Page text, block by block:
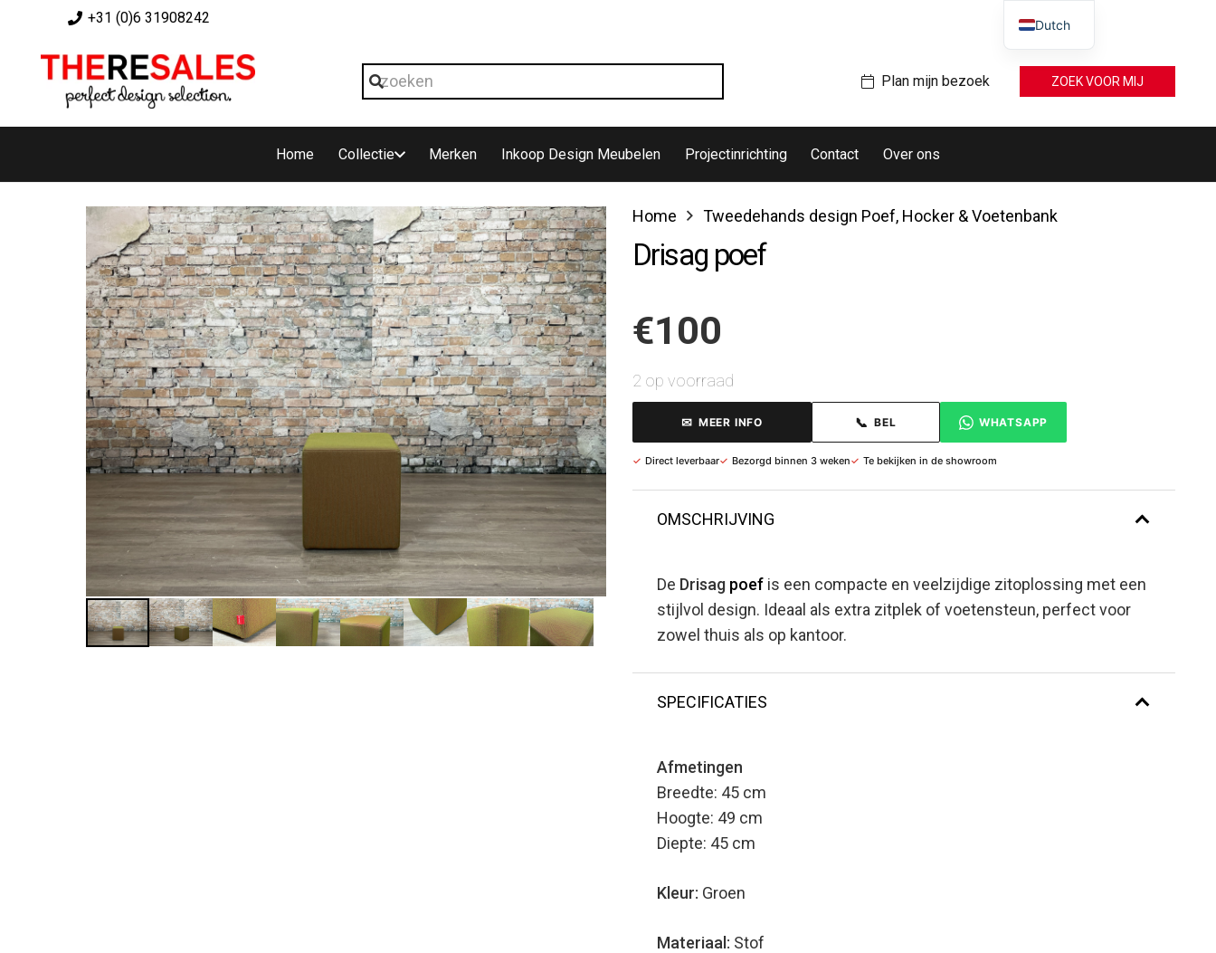
+31 (0)6 31908242
Plan mijn bezoek ZOEK VOOR MIJ
Home Collectie Merken Inkoop Design Meubelen Projectinrichting Contact Over ons
Home Tweedehands design Poef, Hocker & Voetenbank
Drisag poef
€100
2 op voorraad
✉ MEER INFO 📞 BEL WHATSAPP
✓ Direct leverbaar✓ Bezorgd binnen 3 weken✓ Te bekijken in de showroom
OMSCHRIJVING
De Drisag poef is een compacte en veelzijdige zitoplossing met een
stijlvol design. Ideaal als extra zitplek of voetensteun, perfect voor
zowel thuis als op kantoor.
SPECIFICATIES
Afmetingen
Breedte: 45 cm
Hoogte: 49 cm
Diepte: 45 cm
Kleur: Groen
Materiaal: Stof
Dutch